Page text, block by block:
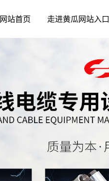
网站首页 走进黄瓜网站入口